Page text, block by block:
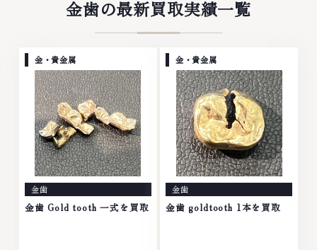
かったお品物でも、一点一点丁寧
959-764営業時間: 10:00～
19:00定休日: 年中無休
実現しており、他店ではお値段の
軽にご連絡ください。TEL:
0120-959-764営業時間: 10:00
～19:00定休日: 年中無休
金歯の最新買取実績一覧
金・貴金属
金歯
金歯 Gold tooth 一式を買取
金・貴金属
金歯
金歯 goldtooth 1本を買取